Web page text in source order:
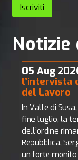
Notizie
05 Aug
l’intervista
del Lavoro
In Valle di
fine luglio, la
dell’ordine
Repubblica,
un forte monito